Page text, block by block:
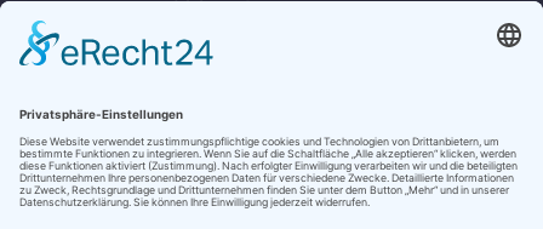
Behördennummer 115
KONTAKT
NOTRUFE & HOTLINES
JOBS
STADTANZEIGER
BROSCHÜREN
PRESSE
DATENSCHUTZ